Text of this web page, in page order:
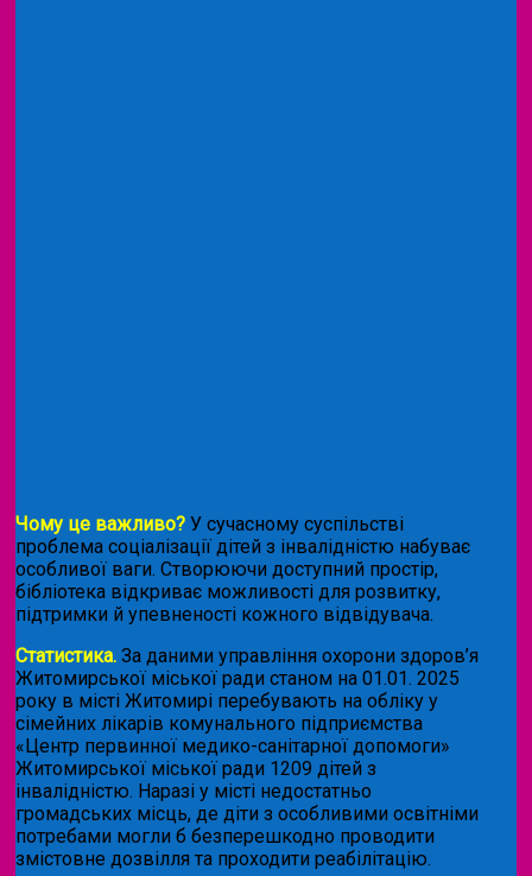
Чому це важливо? У сучасному суспільстві
проблема соціалізації дітей з інвалідністю набуває
особливої ваги. Створюючи доступний простір,
бібліотека відкриває можливості для розвитку,
підтримки й упевненості кожного відвідувача.
Статистика. За даними управління охорони здоров’я
Житомирської міської ради станом на 01.01. 2025
року в місті Житомирі перебувають на обліку у
сімейних лікарів комунального підприємства
«Центр первинної медико-санітарної допомоги»
Житомирської міської ради 1209 дітей з
інвалідністю. Наразі у місті недостатньо
громадських місць, де діти з особливими освітніми
потребами могли б безперешкодно проводити
змістовне дозвілля та проходити реабілітацію.